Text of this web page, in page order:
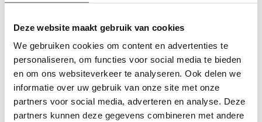
Deze website maakt gebruik van cookies
We gebruiken cookies om content en advertenties te
personaliseren, om functies voor social media te bieden
en om ons websiteverkeer te analyseren. Ook delen we
informatie over uw gebruik van onze site met onze
partners voor social media, adverteren en analyse. Deze
partners kunnen deze gegevens combineren met andere
Deurkruk Bau-Stil op
schild 245x45 mm
WC63/8 mm mat zwart
€ 51,15
Deurkruk Bau-Stil op
schild 245x45 mm
profielcilindergat 72
mm mat zwart
€ 46,50